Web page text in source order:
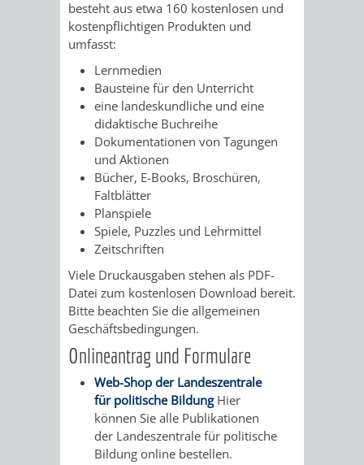
HILFE
MENSCHEN
MIT
BEHINDERUNG
MIT
DEMENZ
MIGRANTEN
FLÜCHTLINGE
BAUHERREN
BAUHERRENBERATUNG
DENKMALSCHUTZ
AUFGABEN
DER
UNTEREN
DENKMALSCHUTZBEHÖRDE
STEUERVORTEILE
SATZUNGEN
IM
BEREICH
DENKMALSCHUTZ
STÄDTISCHER
BAUPLÄTZE
VERKAUF
STÄDTISCHER
HÄUSER
TAGESORDNUNG
SITZUNGSUNTERLAGEN
UMLEGUNGSAUSSCHUSS
RATHAUS
BÜRGERMEISTER
/
DEZERNATE
AMT
FÜR
besteht aus etwa 160 kostenlosen und
kostenpflichtigen Produkten und
umfasst:
Lernmedien
Bausteine für den Unterricht
eine landeskundliche und eine
didaktische Buchreihe
Dokumentationen von Tagungen
und Aktionen
Bücher, E-Books, Broschüren,
Faltblätter
Planspiele
Spiele, Puzzles und Lehrmittel
Zeitschriften
Viele Druckausgaben stehen als PDF-
Datei zum kostenlosen Download bereit.
Bitte beachten Sie die allgemeinen
Geschäftsbedingungen.
Onlineantrag und Formulare
Web-Shop der Landeszentrale
für politische Bildung Hier
können Sie alle Publikationen
der Landeszentrale für politische
Bildung online bestellen.